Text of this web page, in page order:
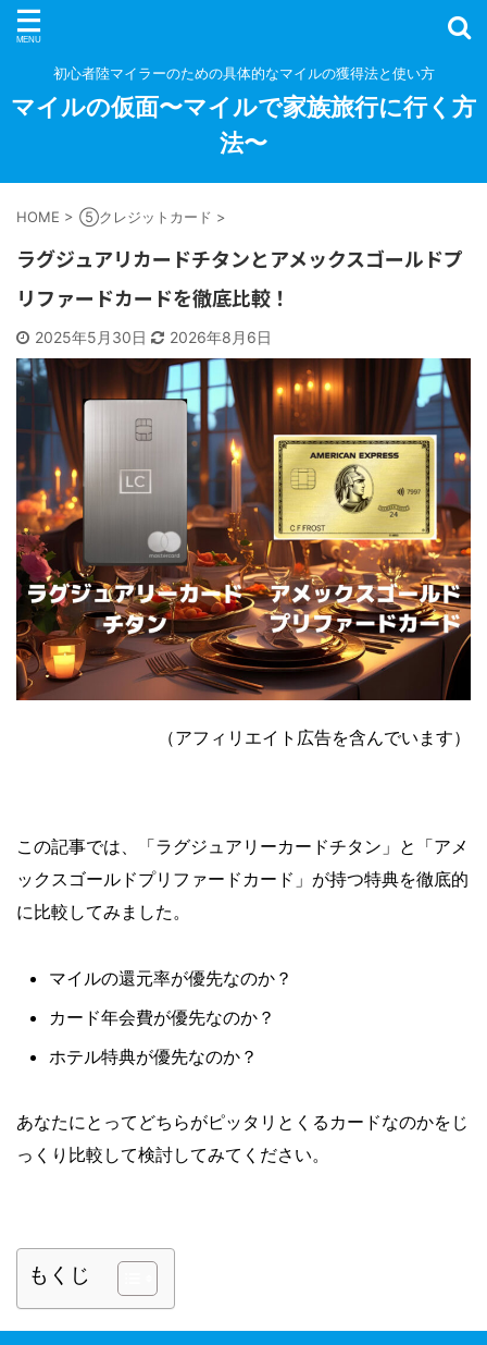
初心者陸マイラーのための具体的なマイルの獲得法と使い方
マイルの仮面〜マイルで家族旅行に行く方
法〜
HOME > ⑤クレジットカード >
ラグジュアリカードチタンとアメックスゴールドプ
リファードカードを徹底比較！
2025年5月30日 2026年8月6日
（アフィリエイト広告を含んでいます）
この記事では、「ラグジュアリーカードチタン」と「アメ
ックスゴールドプリファードカード」が持つ特典を徹底的
に比較してみました。
マイルの還元率が優先なのか？
カード年会費が優先なのか？
ホテル特典が優先なのか？
あなたにとってどちらがピッタリとくるカードなのかをじ
っくり比較して検討してみてください。
もくじ